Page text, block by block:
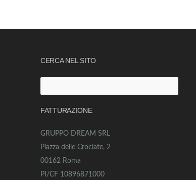
CERCA NEL SITO
per:
FATTURAZIONE
GRUPPO DREAM SRL
Piazza delle Crociate, 2
00162 Roma
PI/CF 10896871000